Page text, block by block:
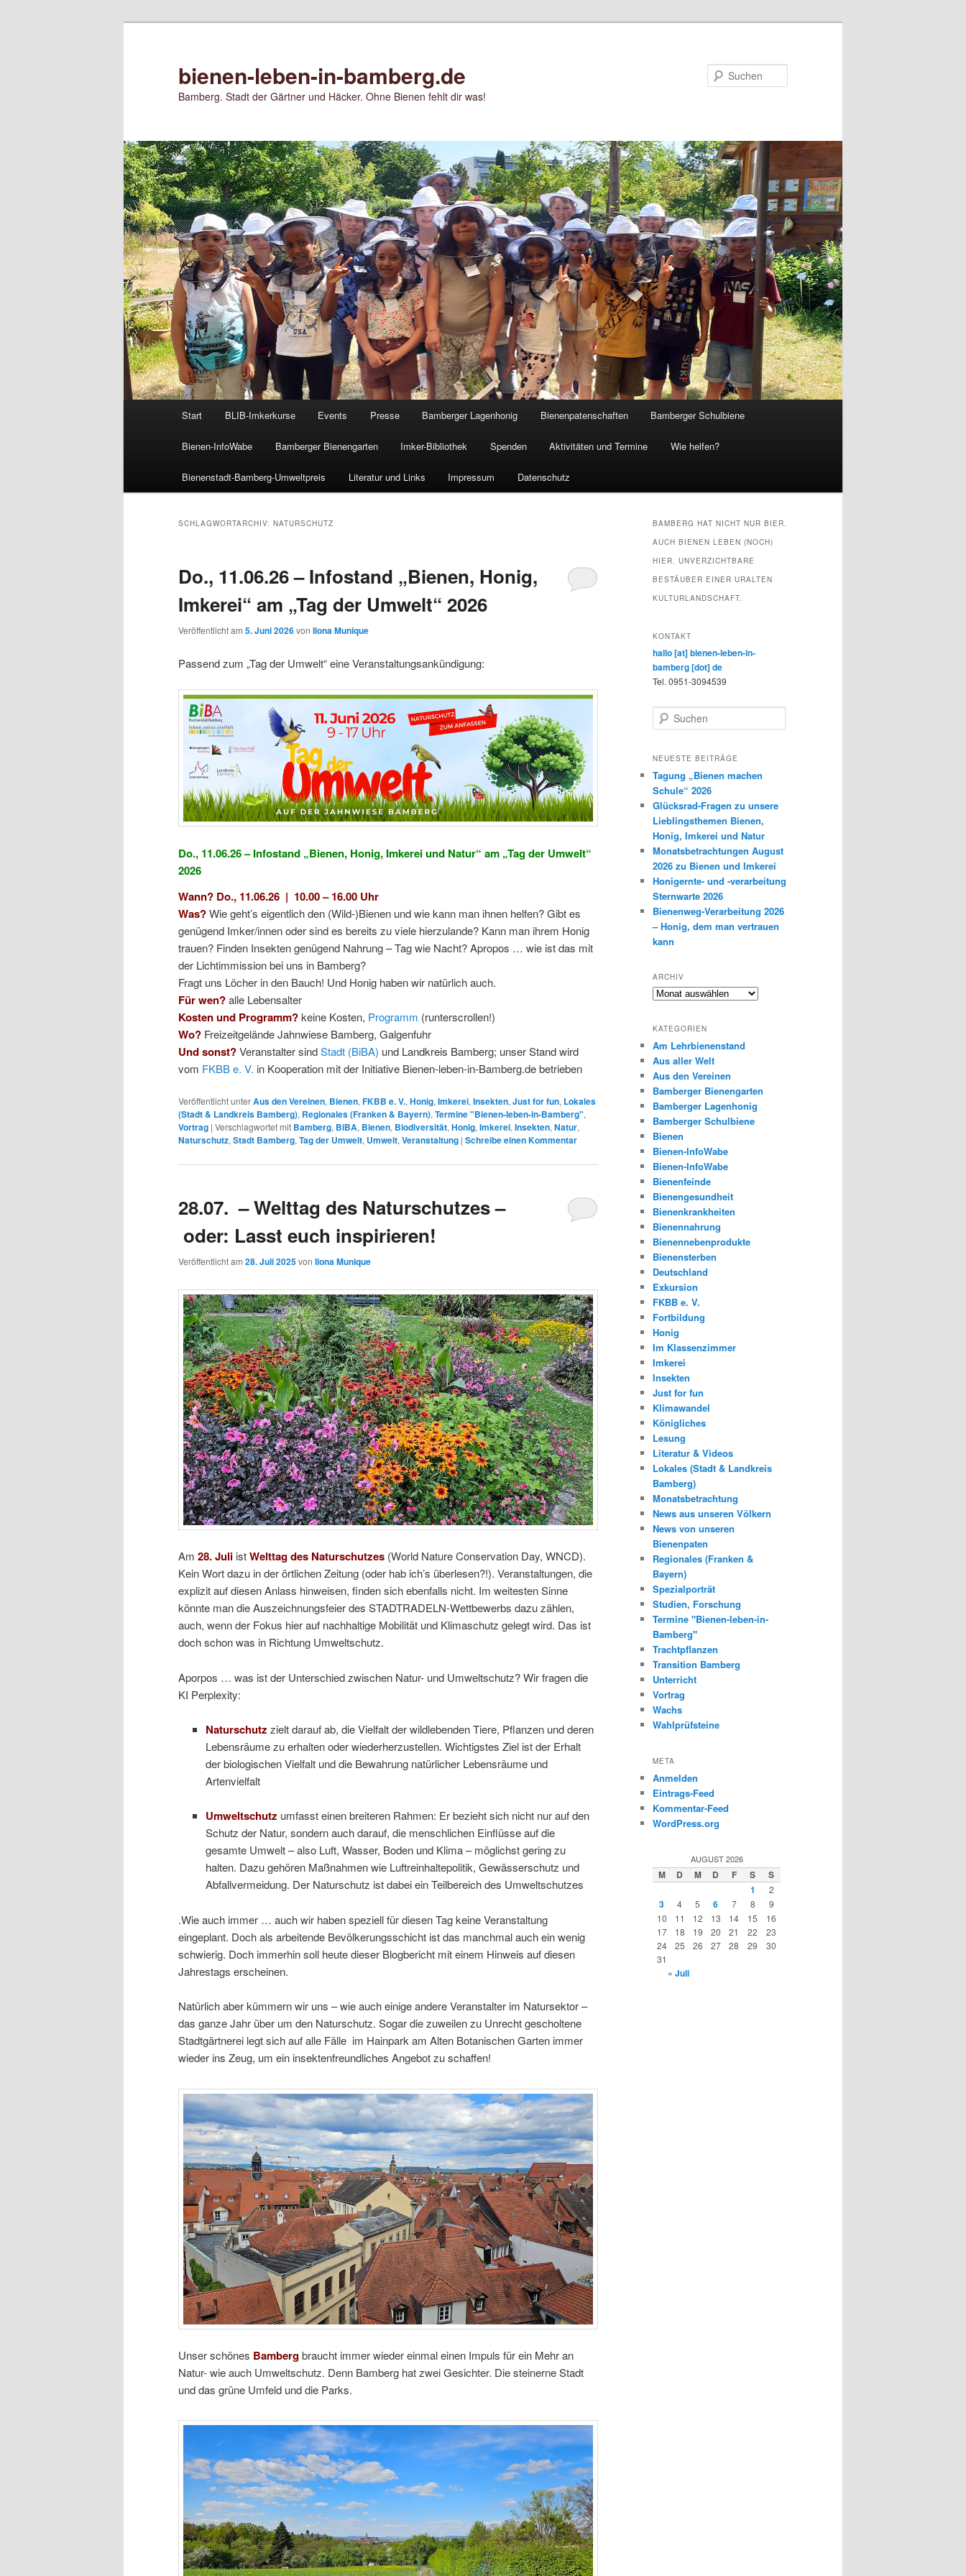
bienen-leben-in-bamberg.de
Bamberg. Stadt der Gärtner und Häcker. Ohne Bienen fehlt dir was!
Start BLIB-Imkerkurse Events Presse Bamberger Lagenhonig Bienenpatenschaften Bamberger Schulbiene
Bienen-InfoWabe Bamberger Bienengarten Imker-Bibliothek Spenden Aktivitäten und Termine Wie helfen?
Bienenstadt-Bamberg-Umweltpreis Literatur und Links Impressum Datenschutz
SCHLAGWORTARCHIV: NATURSCHUTZ
Do., 11.06.26 – Infostand „Bienen, Honig,
Imkerei“ am „Tag der Umwelt“ 2026
Veröffentlicht am 5. Juni 2026von Ilona Munique
Passend zum „Tag der Umwelt“ eine Veranstaltungsankündigung:
Do., 11.06.26 – Infostand „Bienen, Honig, Imkerei und Natur“ am „Tag der Umwelt“
2026
Wann? Do., 11.06.26 | 10.00 – 16.00 Uhr
Was?Wie geht’s eigentlich den (Wild-)Bienen und wie kann man ihnen helfen? Gibt es
genügend Imker/innen oder sind es bereits zu viele hierzulande? Kann man ihrem Honig
trauen? Finden Insekten genügend Nahrung – Tag wie Nacht? Apropos … wie ist das mit
der Lichtimmission bei uns in Bamberg?
Fragt uns Löcher in den Bauch! Und Honig haben wir natürlich auch.
Für wen?alle Lebensalter
Kosten und Programm?keine Kosten, Programm (runterscrollen!)
Wo? Freizeitgelände Jahnwiese Bamberg, Galgenfuhr
Und sonst?Veranstalter sindStadt (BiBA) und Landkreis Bamberg; unser Stand wird
vom FKBB e. V. in Kooperation mit der Initiative Bienen-leben-in-Bamberg.de betrieben
Veröffentlicht unterAus den Vereinen, Bienen, FKBB e. V., Honig, Imkerei, Insekten, Just for fun, Lokales
(Stadt & Landkreis Bamberg), Regionales (Franken & Bayern), Termine "Bienen-leben-in-Bamberg",
Vortrag | Verschlagwortet mit Bamberg, BiBA, Bienen, Biodiversität, Honig, Imkerei, Insekten, Natur,
Naturschutz, Stadt Bamberg, Tag der Umwelt, Umwelt, Veranstaltung | Schreibe einen Kommentar
28.07. – Welttag des Naturschutzes –
oder: Lasst euch inspirieren!
Veröffentlicht am 28. Juli 2025von Ilona Munique
Am 28. Juli istWelttag des Naturschutzes (World Nature Conservation Day, WNCD).
Kein Wort dazu in der örtlichen Zeitung (oder hab ich’s überlesen?!). Veranstaltungen, die
explizit auf diesen Anlass hinweisen, finden sich ebenfalls nicht. Im weitesten Sinne
könnte man dieAuszeichnungsfeier des STADTRADELN-Wettbewerbs dazu zählen,
auch, wenn der Fokus hier auf nachhaltige Mobilität und Klimaschutz gelegt wird. Das ist
doch schon was in Richtung Umweltschutz.
Aporpos … was ist der Unterschied zwischen Natur- und Umweltschutz? Wir fragen die
KI Perplexity:
Naturschutz zielt darauf ab, die Vielfalt der wildlebenden Tiere, Pflanzen und deren
Lebensräume zu erhalten oder wiederherzustellen. Wichtigstes Ziel ist der Erhalt
der biologischen Vielfalt und die Bewahrung natürlicher Lebensräume und
Artenvielfalt
Umweltschutz umfasst einen breiteren Rahmen: Er bezieht sich nicht nur auf den
Schutz der Natur, sondern auch darauf, die menschlichen Einflüsse auf die
gesamte Umwelt – also Luft, Wasser, Boden und Klima – möglichst gering zu
halten. Dazu gehören Maßnahmen wie Luftreinhaltepolitik, Gewässerschutz und
Abfallvermeidung. Der Naturschutz ist dabei ein Teilbereich des Umweltschutzes
.Wie auch immer … auch wir haben speziell für diesen Tag keine Veranstaltung
eingeplant. Doch als arbeitende Bevölkerungsschicht ist das manchmal auch ein wenig
schwierig. Doch immerhin soll heute dieser Blogbericht mit einem Hinweis auf diesen
Jahrestags erscheinen.
Natürlich aber kümmern wir uns – wie auch einige andere Veranstalter im Natursektor –
das ganze Jahr über um den Naturschutz. Sogar die zuweilen zu Unrecht gescholtene
Stadtgärtnerei legt sich auf alle Fälle im Hainpark am Alten Botanischen Garten immer
wieder ins Zeug, um ein insektenfreundliches Angebot zu schaffen!
Unser schönes Bambergbraucht immer wieder einmal einen Impuls für ein Mehr an
Natur- wie auch Umweltschutz. Denn Bamberg hat zwei Gesichter. Die steinerne Stadt
und das grüne Umfeld und die Parks.
BAMBERG HAT NICHT NUR BIER.
AUCH BIENEN LEBEN (NOCH)
HIER. UNVERZICHTBARE
BESTÄUBER EINER URALTEN
KULTURLANDSCHAFT.
KONTAKT
hallo [at] bienen-leben-in-
bamberg [dot] de
Tel. 0951-3094539
u
h
n
NEUESTE BEITRÄGE
Tagung „Bienen machen
Schule“ 2026
Glücksrad-Fragen zu unsere
Lieblingsthemen Bienen,
Honig, Imkerei und Natur
Monatsbetrachtungen August
2026 zu Bienen und Imkerei
Honigernte- und -verarbeitung
Sternwarte 2026
Bienenweg-Verarbeitung 2026
– Honig, dem man vertrauen
kann
ARCHIV
Archiv
KATEGORIEN
Am Lehrbienenstand
Aus aller Welt
Aus den Vereinen
Bamberger Bienengarten
Bamberger Lagenhonig
Bamberger Schulbiene
Bienen
Bienen-InfoWabe
Bienen-InfoWabe
Bienenfeinde
Bienengesundheit
Bienenkrankheiten
Bienennahrung
Bienennebenprodukte
Bienensterben
Deutschland
Exkursion
FKBB e. V.
Fortbildung
Honig
Im Klassenzimmer
Imkerei
Insekten
Just for fun
Klimawandel
Königliches
Lesung
Literatur & Videos
Lokales (Stadt & Landkreis
Bamberg)
Monatsbetrachtung
News aus unseren Völkern
News von unseren
Bienenpaten
Regionales (Franken &
Bayern)
Spezialporträt
Studien, Forschung
Termine "Bienen-leben-in-
Bamberg"
Trachtpflanzen
Transition Bamberg
Unterricht
Vortrag
Wachs
Wahlprüfsteine
META
Anmelden
Eintrags-Feed
Kommentar-Feed
WordPress.org
AUGUST 2026
M D M D F S
S
1
2
3 4 5 6 7 8
9
10
11 12 13 14 15
16
17
18 19 20 21 22
23
24
25 26 27 28 29
30
31
« Juli